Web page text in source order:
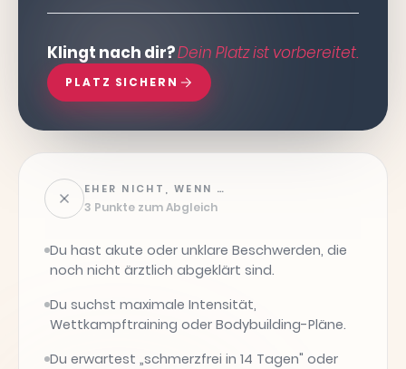
Klingt nach dir?Dein Platz ist vorbereitet.
PLATZ SICHERN
EHER NICHT, WENN …
3 Punkte zum Abgleich
Du hast akute oder unklare Beschwerden, die
noch nicht ärztlich abgeklärt sind.
Du suchst maximale Intensität,
Wettkampftraining oder Bodybuilding-Pläne.
Du erwartest „schmerzfrei in 14 Tagen" oder